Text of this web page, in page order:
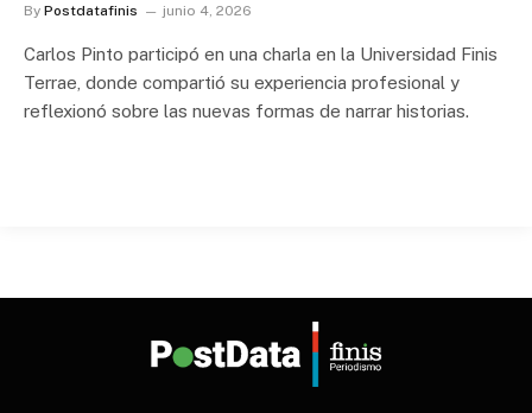
By Postdatafinis junio 4, 2026
Carlos Pinto participó en una charla en la Universidad Finis
Terrae, donde compartió su experiencia profesional y
reflexionó sobre las nuevas formas de narrar historias.